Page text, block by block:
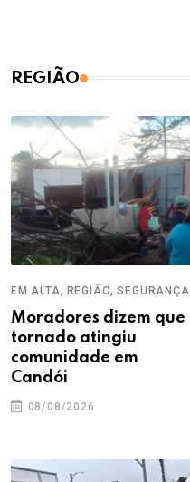
REGIÃO
EM ALTA, REGIÃO,SEGURANÇA
Moradores dizem que
tornado atingiu
comunidade em
Candói
08/08/2026